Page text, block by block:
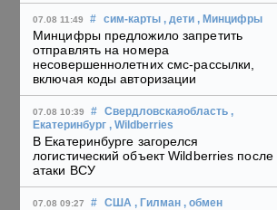
07.08 11:49 # сим-карты , дети , Минцифры
Минцифры предложило запретить
отправлять на номера
несовершеннолетних смс-рассылки,
включая коды авторизации
07.08 10:39 # Свердловскаяобласть ,
Екатеринбург , Wildberries
В Екатеринбурге загорелся
логистический объект Wildberries после
атаки ВСУ
07.08 09:27 # США , Гилман , обмен